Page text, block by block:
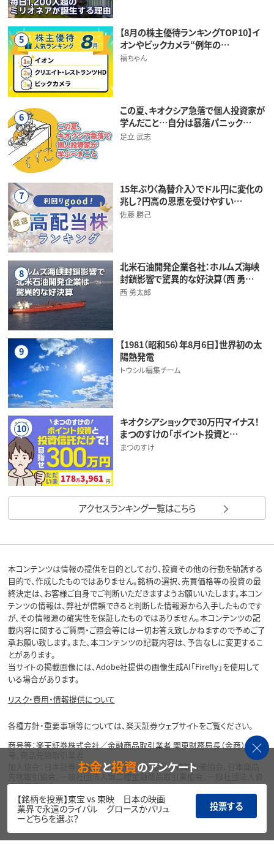
5
【8月の株主優待ランキングTOP10】イ
オンやビックカメラ“例年の…
福ちゃん
6
この夏、キオクシア急落で個人投資家が
学んだこと…自分は暴落パニック…
足立 武志
7
15年ぶり〈為替介入〉でドル円に変化の
兆し？円高の恩恵を受けやすい…
佐藤 勝己
8
北米石油開発企業各社：ホルムズ海峡
封鎖影響で驚異的な好決算（西 勇…
西 勇太郎
9
【1981（昭和56）年8月6日】世界初の太
陽熱発電
トウシル編集チーム
10
キオクシアショックで30万円マイナス！
まつのすけの「ポイント投資と…
まつのすけ
アクセスランキング一覧はこちら
本コンテンツは情報の提供を目的としており、投資その他の行動を勧誘する
目的で、作成したものではありません。銘柄の選択、売買価格等の投資の最
終決定は、お客様ご自身でご判断いただきますようお願いいたします。本コン
テンツの情報は、弊社が信頼できると判断した情報源から入手したものです
が、その情報源の確実性を保証したものではありません。本コンテンツの記
載内容に関するご質問・ご照会等には一切お答え致しかねますので予めご了
承お願い致します。また、本コンテンツの記載内容は、予告なしに変更するこ
とがあります。
当サイトの掲載画像には、Adobe社提供の画像生成AI「Firefly」を使用して
いる場合があります。
リスク・費用・情報提供について
各種方針・重要事項等については、楽天証券ウェブサイトをご覧ください。
商号等：楽天証券株式会社／金融商品取引業者 関東財務局長（金商）第195
加入協会：日本証券業協会、一般社団法人金融先物取引業協会、日本商品
先物取引協会、一般社団法人第二種金融商品取引業協会、一般社団法人資
産運用業協会
Copyright©
1999-2026 Rakuten Securities, Inc. All
Rights Reserved.
お金と投資のアンケート
【銘柄を投票】東宝 vs 東映 日本の映画
業界で永遠のライバル グロースかバリュ
ーどちらを選ぶ？
投票する